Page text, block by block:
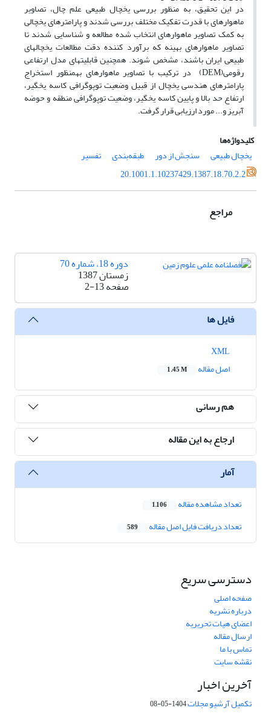
در این تحقیق، به منظور بررسی یخچال طبیعی علم چال، تصاویر
ماهواره­ای با قدرت تفکیک مختلف بررسی شدند و پارامترهای یخچالی
به کمک تصاویر ماهواره­ای انتخاب شده مطالعه و شناسایی شدند تا
تصاویر ماهواره­ای بهینه که برآورد کننده دقت مطالعات یخچال­های
طبیعی ایران باشند، مشخص شوند. همچنین قابلیت­های مدل ارتفاعی
رقومی(DEM) در ترکیب با تصاویر ماهواره­ای به­منظور استخراج
پارامترهای هندسی یخچال از قبیل وضعیت توپوگرافی کاسه یخگیر،
ارتفاع حد بالا و پایین کاسه یخگیر، وضعیت توپوگرافی منطقه و حوضه
آبریز و... مورد ارزیابی قرار گرفت.
کلیدواژه‌ها
یخچال طبیعی
سنجش از دور طبقه‌بندی
تفسیر
20.1001.1.10237429.1387.18.70.2.2
مراجع
دوره 18، شماره 70
زمستان 1387
صفحه2-13
فایل ها
اصل مقاله
1.45 M
هم رسانی
ارجاع به این مقاله
آمار
تعداد مشاهده مقاله 1,106
تعداد دریافت فایل اصل مقاله 589
دسترسی سریع
صفحه اصلی
درباره نشریه
اعضای هیات تحریریه
ارسال مقاله
تماس با ما
نقشه سایت
آخرین اخبار
تکمیل آرشیو مجلات1404-05-08